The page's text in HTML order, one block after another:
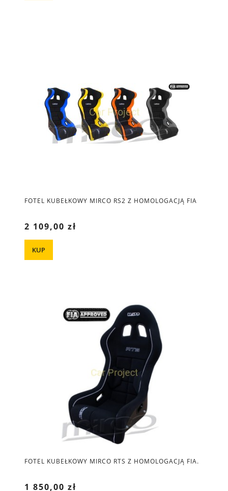
FOTEL KUBEŁKOWY MIRCO RS2 Z HOMOLOGACJĄ FIA
2 109,00 zł
KUP
FOTEL KUBEŁKOWY MIRCO RTS Z HOMOLOGACJĄ FIA.
1 850,00 zł